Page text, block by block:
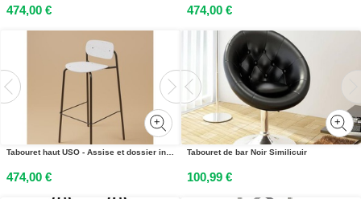
474,00 € 474,00 €
Tabouret haut USO - Assise et dossier incurvés - Pour intérieur et extérieur - Empilable - Blanc - Pieds Noir
474,00 €
Tabouret de bar Noir Similicuir
100,99 €